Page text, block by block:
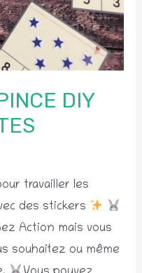
DIY
travailler les
des stickers
Action mais vous
souhaitez ou même